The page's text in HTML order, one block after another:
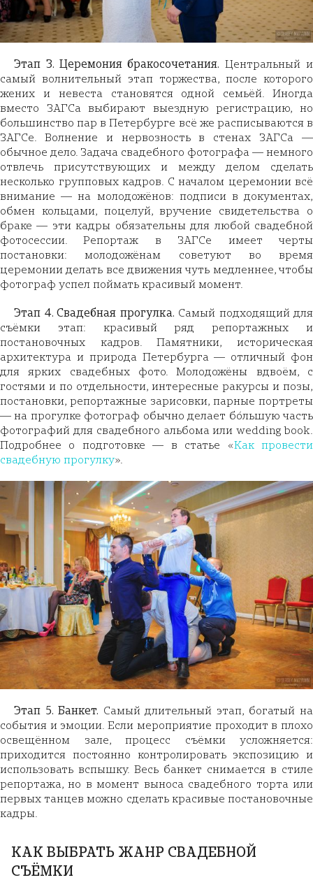
Этап 3. Церемония бракосочетания. Центральный и
самый волнительный этап торжества, после которого
жених и невеста становятся одной семьёй. Иногда
вместо ЗАГСа выбирают выездную регистрацию, но
большинство пар в Петербурге всё же расписываются в
ЗАГСе. Волнение и нервозность в стенах ЗАГСа —
обычное дело. Задача свадебного фотографа — немного
отвлечь присутствующих и между делом сделать
несколько групповых кадров. С началом церемонии всё
внимание — на молодожёнов: подписи в документах,
обмен кольцами, поцелуй, вручение свидетельства о
браке — эти кадры обязательны для любой свадебной
фотосессии. Репортаж в ЗАГСе имеет черты
постановки: молодожёнам советуют во время
церемонии делать все движения чуть медленнее, чтобы
фотограф успел поймать красивый момент.
Этап 4. Свадебная прогулка. Самый подходящий для
съёмки этап: красивый ряд репортажных и
постановочных кадров. Памятники, историческая
архитектура и природа Петербурга — отличный фон
для ярких свадебных фото. Молодожёны вдвоём, с
гостями и по отдельности, интересные ракурсы и позы,
постановки, репортажные зарисовки, парные портреты
— на прогулке фотограф обычно делает бо́льшую часть
фотографий для свадебного альбома или wedding book.
Подробнее о подготовке — в статье «Как провести
свадебную прогулку».
Этап 5. Банкет. Самый длительный этап, богатый на
события и эмоции. Если мероприятие проходит в плохо
освещённом зале, процесс съёмки усложняется:
приходится постоянно контролировать экспозицию и
использовать вспышку. Весь банкет снимается в стиле
репортажа, но в момент выноса свадебного торта или
первых танцев можно сделать красивые постановочные
кадры.
КАК ВЫБРАТЬ ЖАНР СВАДЕБНОЙ
СЪЁМКИ